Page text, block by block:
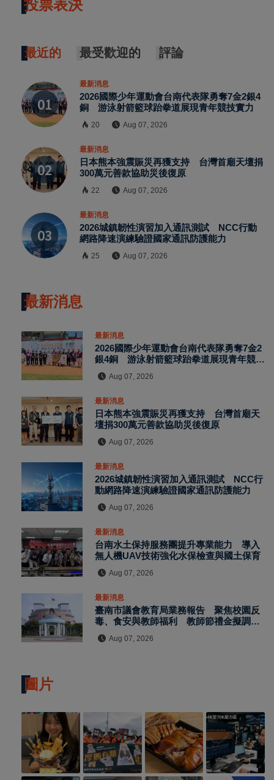
投票表決
最近的 最受歡迎的 評論
最新消息
2026國際少年運動會台南代表隊勇奪7金2銀4
銅 游泳射箭籃球跆拳道展現青年競技實力
20 Aug 07, 2026
最新消息
日本熊本強震賑災再獲支持 台灣首廟天壇捐
300萬元善款協助災後復原
22 Aug 07, 2026
最新消息
2026城鎮韌性演習加入通訊測試 NCC行動
網路降速演練驗證國家通訊防護能力
25 Aug 07, 2026
最新消息
最新消息
2026國際少年運動會台南代表隊勇奪7金2
銀4銅 游泳射箭籃球跆拳道展現青年競技
實力
Aug 07, 2026
最新消息
日本熊本強震賑災再獲支持 台灣首廟天
壇捐300萬元善款協助災後復原
Aug 07, 2026
最新消息
2026城鎮韌性演習加入通訊測試 NCC行
動網路降速演練驗證國家通訊防護能力
Aug 07, 2026
最新消息
台南水土保持服務團提升專業能力 導入
無人機UAV技術強化水保檢查與國土保育
Aug 07, 2026
最新消息
臺南市議會教育局業務報告 聚焦校園反
毒、食安與教師福利 教師節禮金擬調升
至千元
Aug 07, 2026
圖片